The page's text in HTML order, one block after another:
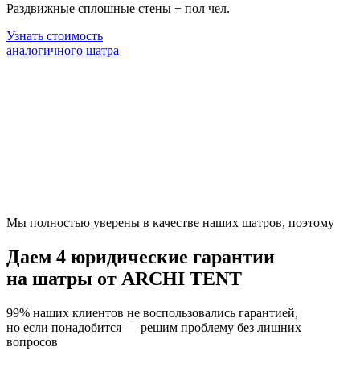
Раздвижные сплошные стены + пол чел.
Узнать стоимость
аналогичного шатра
Мы полностью уверены в качестве наших шатров, поэтому
Даем 4 юридические гарантии
на шатры от ARCHI TENT
99% наших клиентов не воспользовались гарантией,
но если понадобится — решим проблему без лишних
вопросов